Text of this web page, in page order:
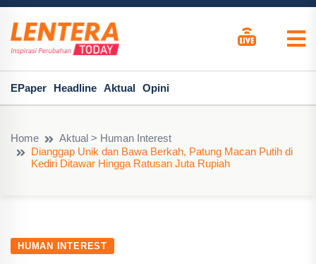
EPaper Headline Aktual Opini
Home
Aktual > Human Interest
Dianggap Unik dan Bawa Berkah, Patung Macan Putih di
Kediri Ditawar Hingga Ratusan Juta Rupiah
HUMAN INTEREST